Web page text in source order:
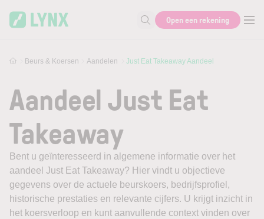
Zoek naar informatie
Open een rekening
Beurs & Koersen Aandelen Just Eat Takeaway Aandeel
Aandeel Just Eat
Takeaway
Bent u geïnteresseerd in algemene informatie over het
aandeel Just Eat Takeaway? Hier vindt u objectieve
gegevens over de actuele beurskoers, bedrijfsprofiel,
historische prestaties en relevante cijfers. U krijgt inzicht in
het koersverloop en kunt aanvullende context vinden over